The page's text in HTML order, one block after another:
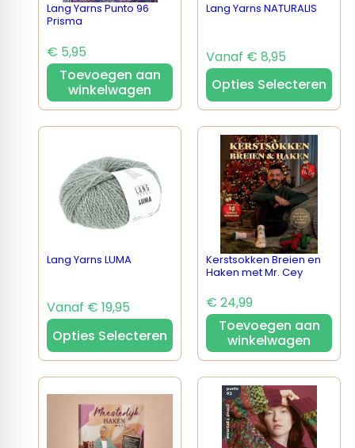
Lang Yarns Punto 96
Prisma
€ 5,95
Toevoegen aan
winkelwagen
Lang Yarns NATURALIS
Vanaf € 8,95
Opties Selecteren
Lang Yarns LUMA
Vanaf € 19,95
Opties Selecteren
Kerstsokken Breien en
Haken met Mr. Cey
€ 24,99
Toevoegen aan
winkelwagen